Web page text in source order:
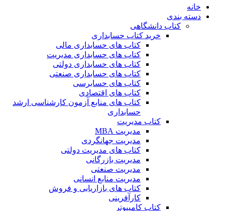
خانه
دسته بندی
کتاب دانشگاهی
خرید کتاب حسابداری
کتاب های حسابداری مالی
کتاب های حسابداری مدیریت
کتاب های حسابداری دولتی
کتاب های حسابداری صنعتی
کتاب های حسابرسی
کتاب های اقتصادی
کتاب های منابع آزمون کارشناسی ارشد
حسابداری
کتاب مدیریت
مدیریت MBA
مدیریت جهانگردی
کتاب های مدیریت دولتی
مدیریت بازرگانی
مدیریت صنعتی
مدیریت منابع انسانی
کتاب های بازاریابی و فروش
کارآفرینی
کتاب کامپیوتر